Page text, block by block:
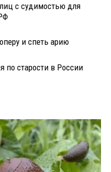
с судимостью для
и спеть арию
по старости в России